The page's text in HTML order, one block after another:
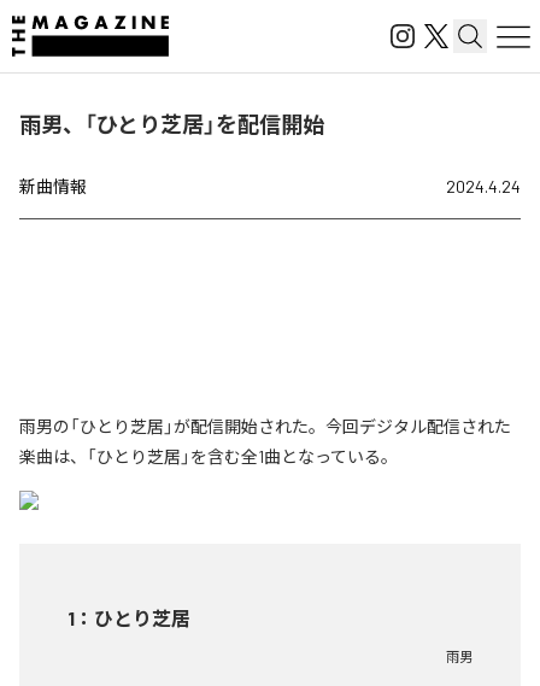
雨男、「ひとり芝居」を配信開始
新曲情報 2024.4.24
雨男の「ひとり芝居」が配信開始された。今回デジタル配信された
楽曲は、「ひとり芝居」を含む全1曲となっている。
1 ： ひとり芝居
雨男